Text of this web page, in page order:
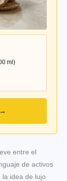
ml)
entre el
de activos
idea de lujo